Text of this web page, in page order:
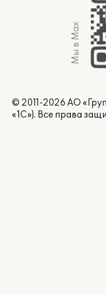
Мы в Max
© 2011-2026 АО
«1С»). Все права